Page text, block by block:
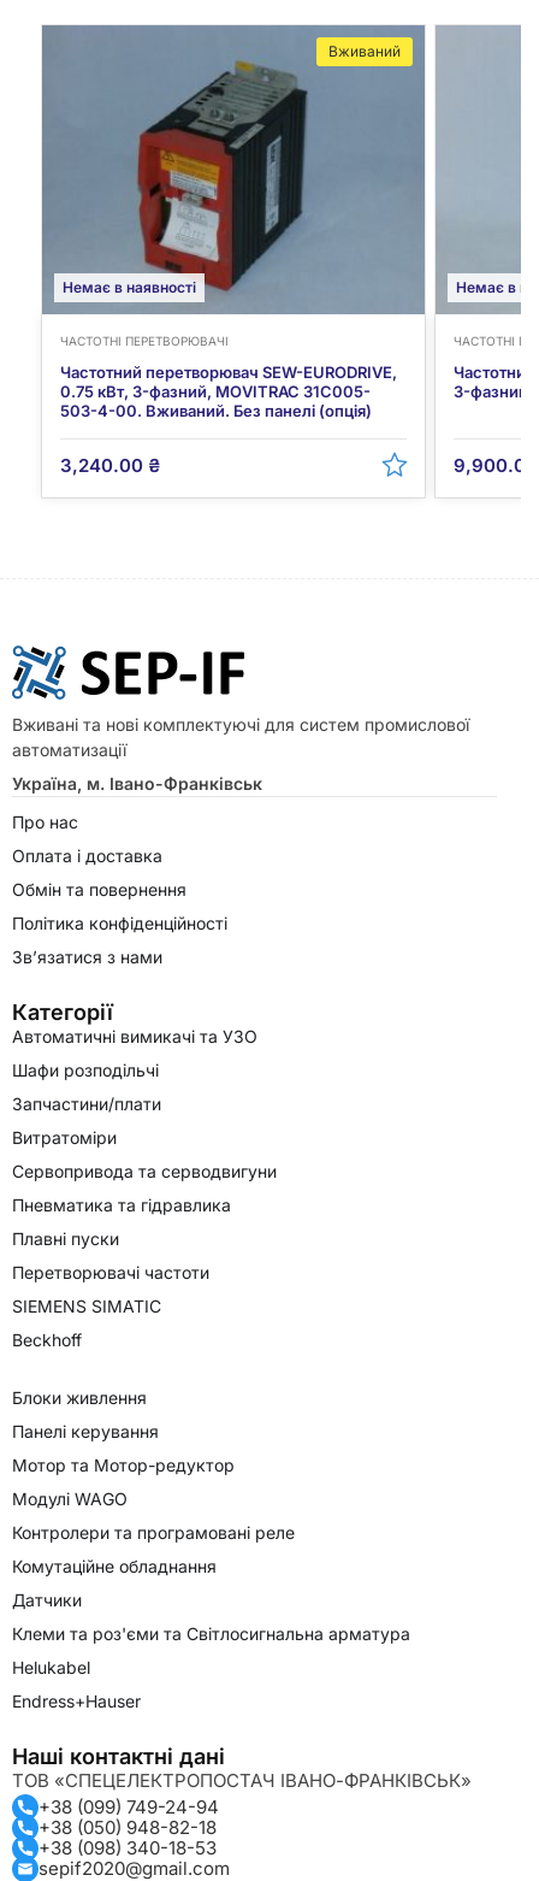
Немає в наявності
Вживаний
ЧАСТОТНІ ПЕРЕТВОРЮВАЧІ
Частотний перетворювач SEW-EURODRIVE,
0.75 кВт, 3-фазний, MOVITRAC 31C005-
503-4-00. Вживаний. Без панелі (опція)
3,240.00 ₴
Немає в
ЧАСТОТНІ
3-фазний,
Вживані та нові комплектуючі для систем промислової
автоматизації
Україна, м. Івано-Франківськ
Про нас
Оплата і доставка
Обмін та повернення
Політика конфіденційності
Зв’язатися з нами
Категорії
Автоматичні вимикачі та УЗО
Шафи розподільчі
Запчастини/плати
Витратоміри
Сервопривода та серводвигуни
Пневматика та гідравлика
Плавні пуски
Перетворювачі частоти
SIEMENS SIMATIC
Beckhoff
Блоки живлення
Панелі керування
Мотор та Мотор-редуктор
Модулі WAGO
Контролери та програмовані реле
Комутаційне обладнання
Датчики
Клеми та роз'єми та Світлосигнальна арматура
Helukabel
Endress+Hauser
Наші контактні дані
ТОВ «СПЕЦЕЛЕКТРОПОСТАЧ ІВАНО-ФРАНКІВСЬК»
+38 (099) 749-24-94
+38 (050) 948-82-18
+38 (098) 340-18-53
sepif2020@gmail.com